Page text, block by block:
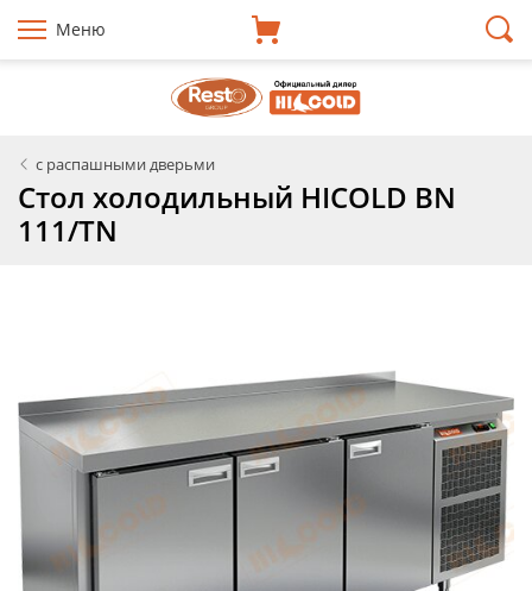
Меню
с распашными дверьми
Стол холодильный HICOLD BN
111/TN